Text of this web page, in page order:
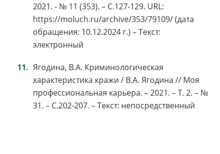
2021. - № 11 (353). – С.127-129. URL:
https://moluch.ru/archive/353/79109/ (дата
обращения: 10.12.2024 г.) – Текст:
электронный
Ягодина, В.А. Криминологическая
характеристика кражи / В.А. Ягодина // Моя
профессиональная карьера. – 2021. – Т. 2. – №
31. – С.202-207. – Текст: непосредственный